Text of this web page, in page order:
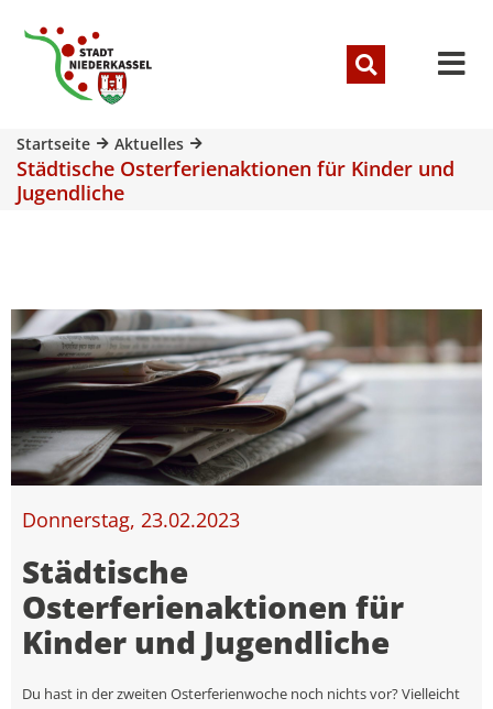
Startseite Aktuelles
Städtische Osterferienaktionen für Kinder und
Jugendliche
Donnerstag, 23.02.2023
Städtische
Osterferienaktionen für
Kinder und Jugendliche
Du hast in der zweiten Osterferienwoche noch nichts vor? Vielleicht